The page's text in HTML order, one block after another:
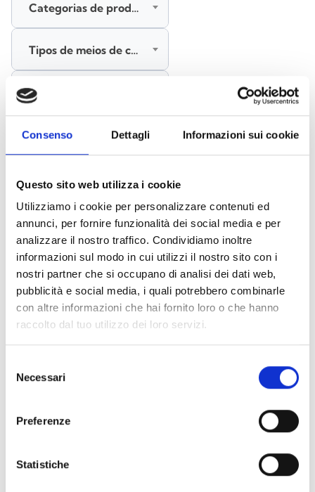
Consenso Dettagli Informazioni sui cookie
Questo sito web utilizza i cookie
Utilizziamo i cookie per personalizzare contenuti ed
annunci, per fornire funzionalità dei social media e per
analizzare il nostro traffico. Condividiamo inoltre
informazioni sul modo in cui utilizzi il nostro sito con i
nostri partner che si occupano di analisi dei dati web,
pubblicità e social media, i quali potrebbero combinarle
con altre informazioni che hai fornito loro o che hanno
raccolto dal tuo utilizzo dei loro servizi.
delNecessari
Preferenze
Statistiche
Acessórios bases EB00 - Materiais(47)
Acessórios detetores Enea
Acessórios Senseware
Acessórios da Série Industrial
Documentos(6992)
Selecionar tudo
Inicie sessão antes de descarregar os conteúdos
através do íconelock
Categorias de produtos
Tipos de meios de comunicação
Todas as línguas
LIMPAR FILTROS